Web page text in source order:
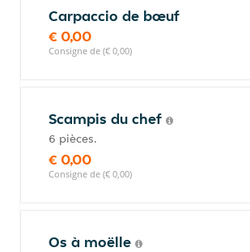
Carpaccio de bœuf
€ 0,00
Consigne de (€ 0,00)
Scampis du chef
6 pièces.
€ 0,00
Consigne de (€ 0,00)
Os à moëlle